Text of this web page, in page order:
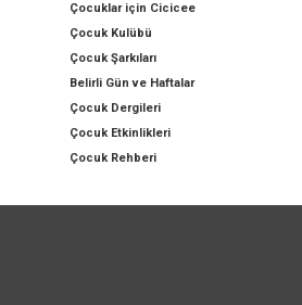
Çocuklar için Cicicee
Çocuk Kulübü
Çocuk Şarkıları
Belirli Gün ve Haftalar
Çocuk Dergileri
Çocuk Etkinlikleri
Çocuk Rehberi